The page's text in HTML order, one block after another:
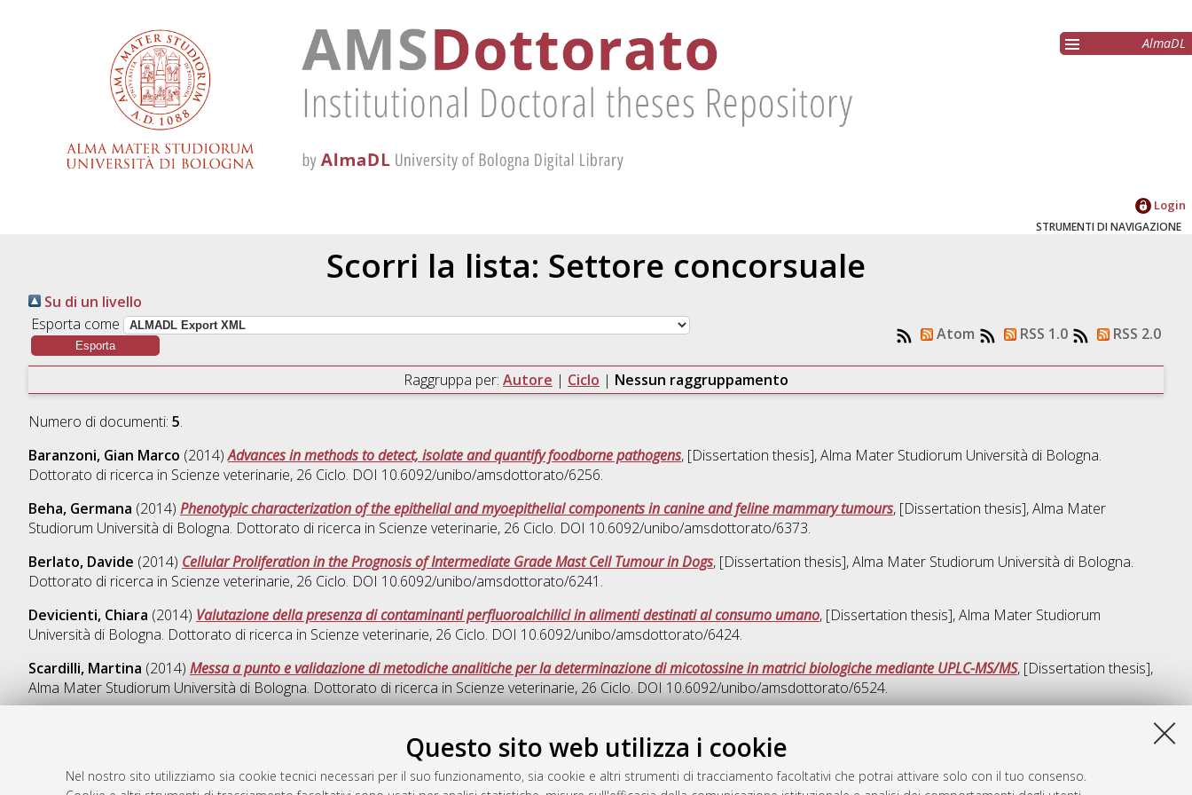
Questo sito web utilizza i cookie
Nel nostro sito utilizziamo sia cookie tecnici necessari per il suo funzionamento, sia cookie e altri strumenti di tracciamento facoltativi che potrai attivare solo con il tuo consenso.
AlmaDL
Login
STRUMENTI DI NAVIGAZIONE
Scorri la lista: Settore concorsuale
Su di un livello
Esporta come
Atom RSS 1.0 RSS 2.0
Raggruppa per: Autore | Ciclo | Nessun raggruppamento
Numero di documenti: 5.
Baranzoni, Gian Marco (2014)Advances in methods to detect, isolate and quantify foodborne pathogens, [Dissertation thesis], Alma Mater Studiorum Università di Bologna.
Dottorato di ricerca in Scienze veterinarie, 26 Ciclo. DOI 10.6092/unibo/amsdottorato/6256.
Beha, Germana (2014) Phenotypic characterization of the epithelial and myoepithelial components in canine and feline mammary tumours, [Dissertation thesis], Alma Mater
Studiorum Università di Bologna. Dottorato di ricerca in Scienze veterinarie, 26 Ciclo. DOI 10.6092/unibo/amsdottorato/6373.
Berlato, Davide (2014) Cellular Proliferation in the Prognosis of Intermediate Grade Mast Cell Tumour in Dogs, [Dissertation thesis], Alma Mater Studiorum Università di Bologna.
Dottorato di ricerca in Scienze veterinarie, 26 Ciclo. DOI 10.6092/unibo/amsdottorato/6241.
Devicienti, Chiara (2014) Valutazione della presenza di contaminanti perfluoroalchilici in alimenti destinati al consumo umano, [Dissertation thesis], Alma Mater Studiorum
Università di Bologna. Dottorato di ricerca in Scienze veterinarie, 26 Ciclo. DOI 10.6092/unibo/amsdottorato/6424.
Scardilli, Martina (2014) Messa a punto e validazione di metodiche analitiche per la determinazione di micotossine in matrici biologiche mediante UPLC-MS/MS, [Dissertation thesis],
Alma Mater Studiorum Università di Bologna. Dottorato di ricerca in Scienze veterinarie, 26 Ciclo. DOI 10.6092/unibo/amsdottorato/6524.
Questa lista e' stata generata il Thu Aug 6 20:36:50 2026 CEST.
Atom
AMS Dottorato